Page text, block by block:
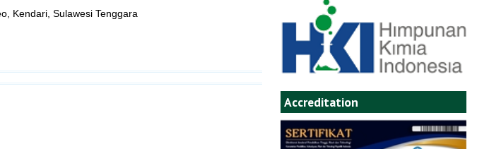
Accreditation
Kendari, Sulawesi Tenggara